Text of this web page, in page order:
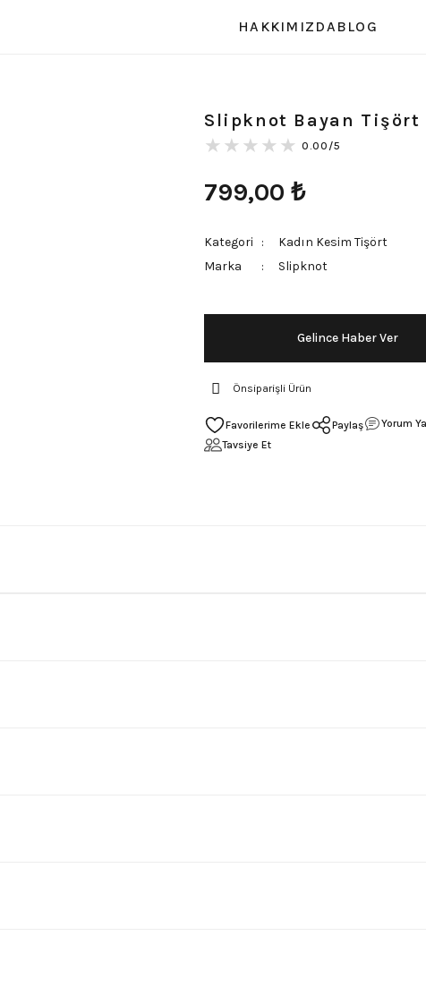
HAKKIMIZDA BLOG
Slipknot Bayan Tişört
0.00/5
799,00 ₺
Kategori
Kadın Kesim Tişört
Marka
Slipknot
Gelince Haber Ver
Önsiparişli Ürün
Paylaş
Yorum
Tavsiye Et